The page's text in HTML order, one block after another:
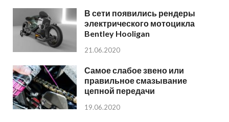
В сети появились рендеры
электрического мотоцикла
Bentley Hooligan
21.06.2020
Самое слабое звено или
правильное смазывание
цепной передачи
19.06.2020